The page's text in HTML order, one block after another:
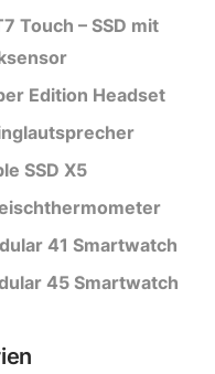
Touch – SSD mit
Edition Headset
SSD X5
41 Smartwatch
45 Smartwatch